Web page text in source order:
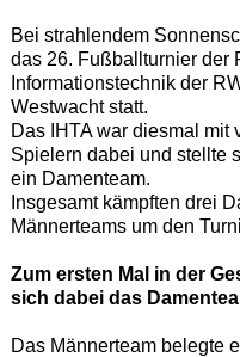
Bei strahlendem
das 26. Fußballturnier der
Informationstechnik der
Westwacht statt.
Das IHTA war diesmal mit
Spielern dabei und stellte
ein Damenteam.
Insgesamt kämpften drei
Männerteams um den
Zum ersten Mal in der
sich dabei das
Das Männerteam belegte